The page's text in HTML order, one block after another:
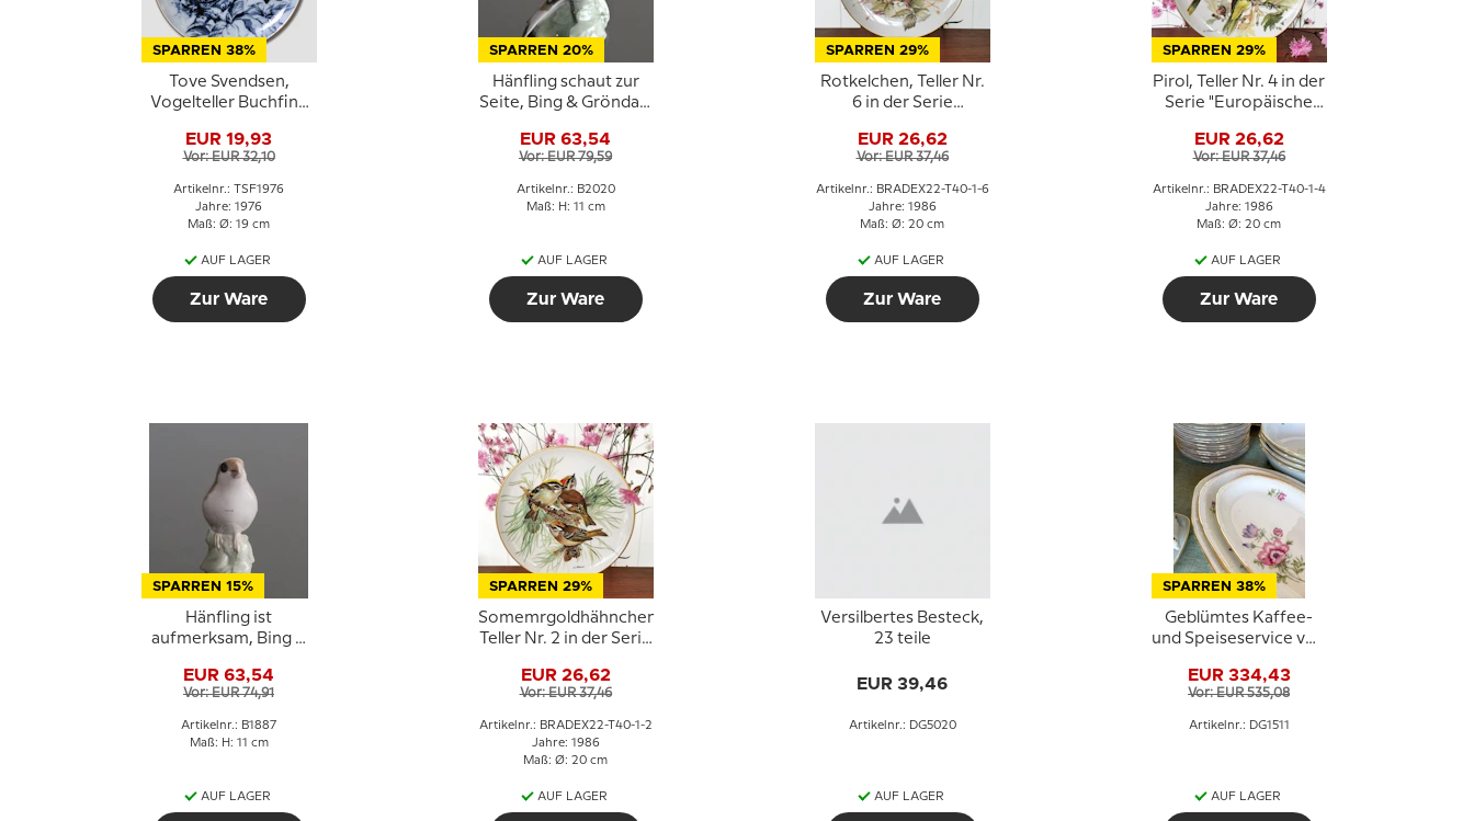
SPARREN 38%
Tove Svendsen,
Vogelteller Buchfink
EUR 19,93
Vor: EUR 32,10
Artikelnr.: TSF1976
Jahre: 1976
Maß: Ø: 19 cm
AUF LAGER
Zur Ware
SPARREN 20%
Hänfling schaut zur
Seite, Bing & Gröndahl
EUR 63,54
Vor: EUR 79,59
Artikelnr.: B2020
Maß: H: 11 cm
AUF LAGER
Zur Ware
SPARREN 29%
Rotkelchen, Teller Nr.
6 in der Serie
Singvögel",
Tirschenreuth
EUR 26,62
Vor: EUR 37,46
Artikelnr.: BRADEX22-T40-1-6
Jahre: 1986
Maß: Ø: 20 cm
AUF LAGER
Zur Ware
SPARREN 29%
Pirol, Teller Nr. 4 in der
Serie "Europäische
Tirschenreuth
EUR 26,62
Vor: EUR 37,46
Artikelnr.: BRADEX22-T40-1-4
Jahre: 1986
Maß: Ø: 20 cm
AUF LAGER
Zur Ware
SPARREN 15%
Hänfling ist
aufmerksam, Bing &
Nr. 1887
EUR 63,54
Vor: EUR 74,91
Artikelnr.: B1887
Maß: H: 11 cm
AUF LAGER
SPARREN 29%
Somemrgoldhähnchen,
Teller Nr. 2 in der Serie
Singvögel",
Tirschenreuth
EUR 26,62
Vor: EUR 37,46
Artikelnr.: BRADEX22-T40-1-2
Jahre: 1986
Maß: Ø: 20 cm
AUF LAGER
Versilbertes Besteck,
23 teile
EUR 39,46
Artikelnr.: DG5020
AUF LAGER
SPARREN 38%
Geblümtes Kaffee-
und Speiseservice von
Kopenhagen -
Insgesamt 88 Teile
EUR 334,43
Vor: EUR 535,08
Artikelnr.: DG1511
AUF LAGER